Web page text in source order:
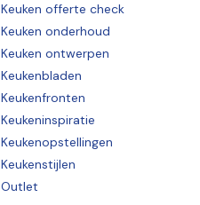
Keuken offerte check
Keuken onderhoud
Keuken ontwerpen
Keukenbladen
Keukenfronten
Keukeninspiratie
Keukenopstellingen
Keukenstijlen
Outlet